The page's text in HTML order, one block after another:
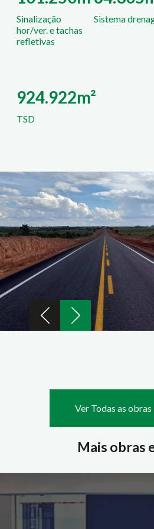
Sinalização
hor/ver. e tachas
refletivas
Sistema
924.922m²
TSD
Mais obras
Ver Todas as obras